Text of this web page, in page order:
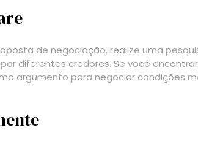
de negociação, realize uma
diferentes credores. Se você
argumento para negociar condições